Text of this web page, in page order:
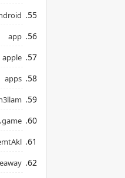
app
apple
apps
game، مقالات